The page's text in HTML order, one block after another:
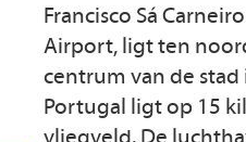
Francisco Sá
Airport, ligt ten
centrum van de
Portugal ligt op 15